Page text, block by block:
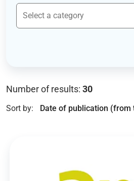
Number of results: 30
Sort by: